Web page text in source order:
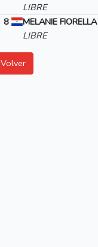
LIBRE
8
MELANIE
LIBRE
Volver